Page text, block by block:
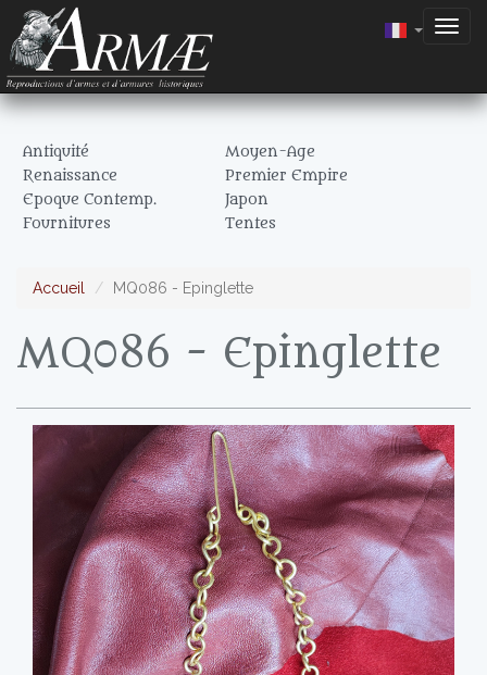
Antiquité
Moyen-Age
Renaissance
Premier Empire
Epoque Contemp.
Japon
Fournitures
Tentes
Accueil MQ086 - Epinglette
MQ086 - Epinglette